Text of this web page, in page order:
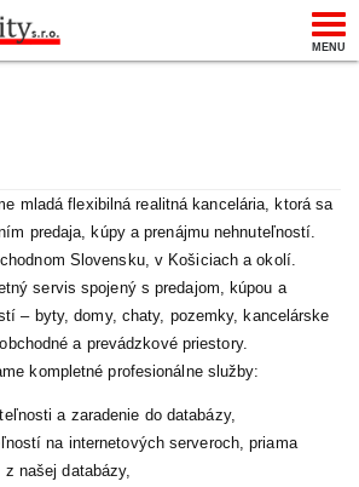
MENU
mladá flexibilná realitná kancelária, ktorá sa
predaja, kúpy a prenájmu nehnuteľností.
Slovensku, v Košiciach a okolí.
servis spojený s predajom, kúpou a
– byty, domy, chaty, pozemky, kancelárske
a prevádzkové priestory.
kompletné profesionálne služby:
a zaradenie do databázy,
na internetových serveroch, priama
našej databázy,